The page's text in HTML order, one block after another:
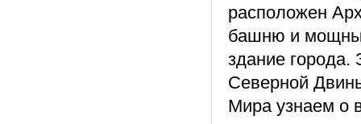
расположен
башню и
здание города.
Северной
Мира узнаем о